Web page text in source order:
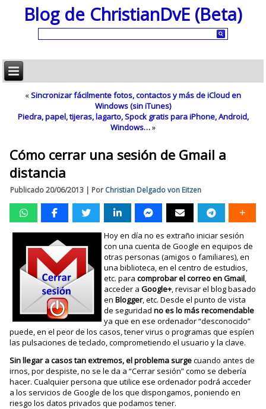
Blog de ChristianDvE (Beta)
«Sincronizar fácilmente fotos, contactos y más de iCloud en
Windows (sin iTunes)
Piedra, papel, tijeras, lagarto, Spock gratis para iPhone, Android,
Windows…»
Cómo cerrar una sesión de Gmail a
distancia
Publicado 20/06/2013 | Por Christian Delgado von Eitzen
Hoy en día no es extraño iniciar sesión
con una cuenta de Google en equipos de
otras personas (amigos o familiares), en
una biblioteca, en el centro de estudios,
etc. para comprobar el correo en Gmail,
acceder a Google+, revisar el blog basado
en Blogger, etc. Desde el punto de vista
de seguridad no es lo más recomendable
ya que en ese ordenador “desconocido”
puede, en el peor de los casos, tener virus o programas que espíen
las pulsaciones de teclado, comprometiendo el usuario y la clave.
Sin llegar a casos tan extremos, el problema surgecuando antes de
irnos, por despiste, no se le da a “Cerrar sesión” como se debería
hacer. Cualquier persona que utilice ese ordenador podrá acceder
a los servicios de Google de los que dispongamos, poniendo en
riesgo los datos privados que podamos tener.